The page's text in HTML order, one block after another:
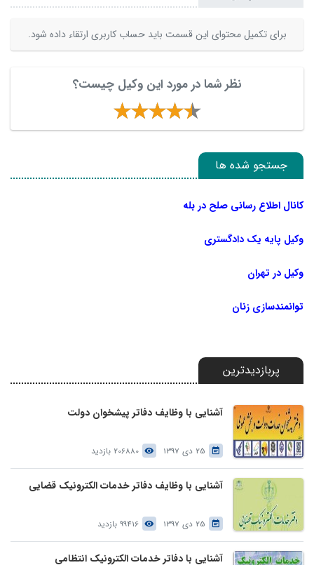
برای تکمیل محتوای این قسمت باید حساب کاربری ارتقاء داده شود.
نظر شما در مورد این وکیل چیست؟
جستجو شده ها
کانال اطلاع رسانی صلح در بله
وکیل پایه یک دادگستری
وکیل در تهران
توانمندسازی زنان
پربازدیدترین
آشنایی با وظایف دفاتر پیشخوان دولت
25 دی 1397 206880 بازدید
آشنایی با وظایف دفاتر خدمات الکترونیک قضایی
25 دی 1397 99416 بازدید
آشنایی با دفاتر خدمات الکترونیک انتظامی